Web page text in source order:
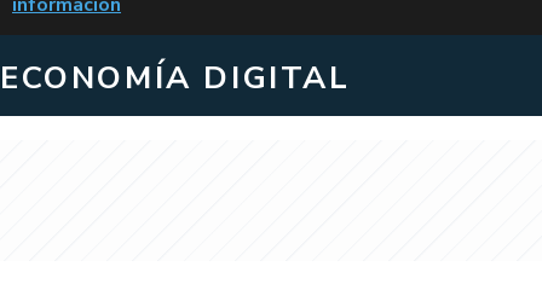
ECONOMÍA DIGITAL